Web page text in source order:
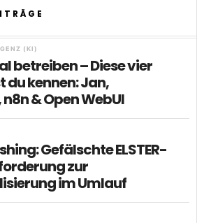
(KI)
betreiben – Diese vier
du kennen: Jan,
& Open WebUI
Gefälschte ELSTER-
zur
im Umlauf